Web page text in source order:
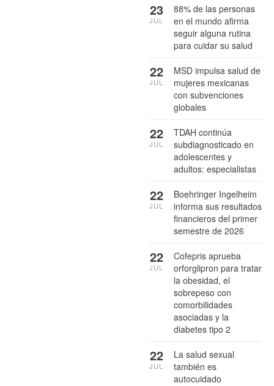
88% de las personas
en el mundo afirma
seguir alguna rutina
para cuidar su salud
23
JUL
MSD impulsa salud de
mujeres mexicanas
con subvenciones
globales
22
JUL
TDAH continúa
subdiagnosticado en
adolescentes y
adultos: especialistas
22
JUL
Boehringer Ingelheim
informa sus resultados
financieros del primer
semestre de 2026
22
JUL
Cofepris aprueba
orforglipron para tratar
la obesidad, el
sobrepeso con
comorbilidades
asociadas y la
diabetes tipo 2
22
JUL
La salud sexual
también es
autocuidado
22
JUL